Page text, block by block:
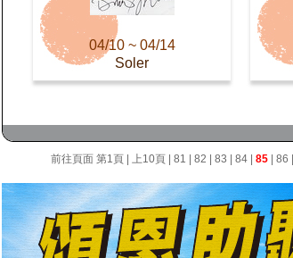
04/10 ~ 04/14
Soler
前往頁面 第1頁 上10頁 81 82 83 84 85 86